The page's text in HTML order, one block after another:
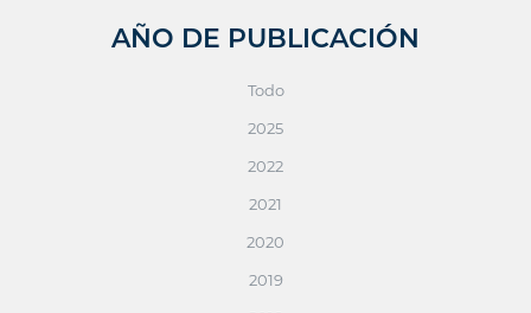
AÑO DE PUBLICACIÓN
Todo
2025
2022
2021
2020
2019